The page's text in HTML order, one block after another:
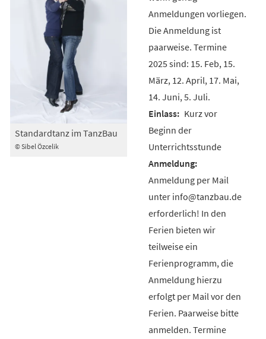
© Sibel Özcelik
Standardtanz im TanzBau
Anmeldungen vorliegen.
Die Anmeldung ist
paarweise. Termine
2025 sind: 15. Feb, 15.
März, 12. April, 17. Mai,
14. Juni, 5. Juli.
Kurz vor
Beginn der
Unterrichtsstunde
Anmeldung per Mail
unter info@tanzbau.de
erforderlich! In den
Ferien bieten wir
teilweise ein
Ferienprogramm, die
Anmeldung hierzu
erfolgt per Mail vor den
Ferien. Paarweise bitte
anmelden. Termine